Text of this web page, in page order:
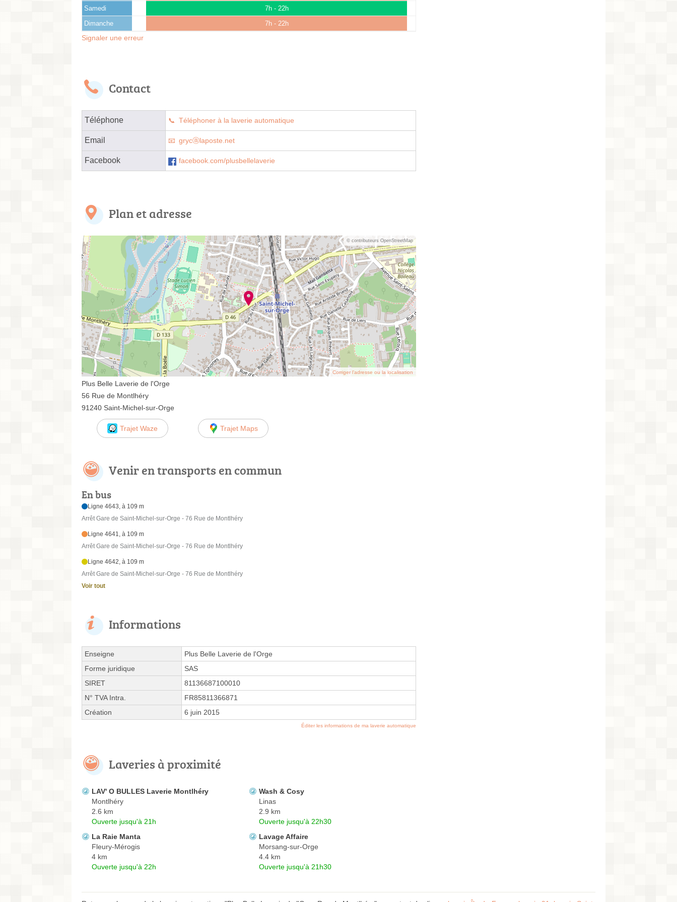
Samedi 7h - 22h
Dimanche 7h - 22h
Signaler une erreur
Contact
Téléphone Téléphoner à la laverie automatique
Email grycⓐlaposte.net
Facebook facebook.com/plusbellelaverie
Plan et adresse
© contributeurs OpenStreetMap
Corriger l’adresse ou la localisation
Plus Belle Laverie de l'Orge
56 Rue de Montlhéry
91240 Saint-Michel-sur-Orge
Trajet Waze Trajet Maps
Venir en transports en commun
En bus
Ligne 4643, à 109 m
Arrêt Gare de Saint-Michel-sur-Orge - 76 Rue de Montlhéry
Ligne 4641, à 109 m
Arrêt Gare de Saint-Michel-sur-Orge - 76 Rue de Montlhéry
Ligne 4642, à 109 m
Arrêt Gare de Saint-Michel-sur-Orge - 76 Rue de Montlhéry
Voir tout
Informations
Enseigne
Plus Belle Laverie de l'Orge
Forme juridique
SAS
SIRET
81136687100010
N° TVA Intra.
FR85811366871
Création
6 juin 2015
Éditer les informations de ma laverie automatique
Laveries à proximité
LAV' O BULLES Laverie Montlhéry
Montlhéry
2.6 km
Ouverte jusqu'à 21h
Wash & Cosy
Linas
2.9 km
Ouverte jusqu'à 22h30
La Raie Manta
Fleury-Mérogis
4 km
Ouverte jusqu'à 22h
Lavage Affaire
Morsang-sur-Orge
4.4 km
Ouverte jusqu'à 21h30